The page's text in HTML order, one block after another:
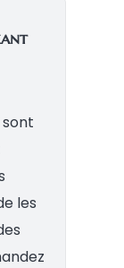
les